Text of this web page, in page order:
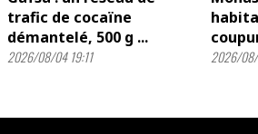
trafic de cocaïne
démantelé, 500 g ...
2026/08/04 19:11 2026/